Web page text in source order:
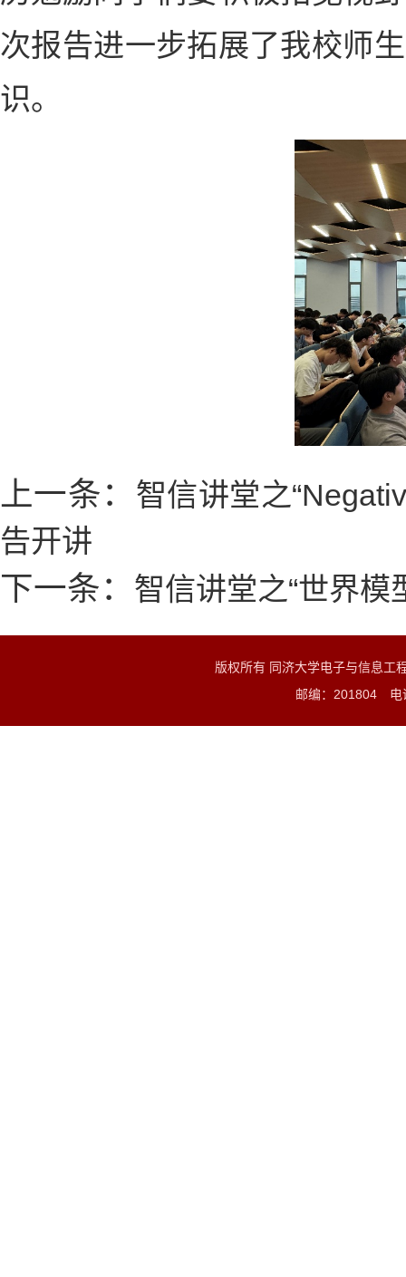
次报告进一步拓展了我校师
识。
上一条： 智信讲堂之
告开讲
下一条： 智信讲堂之“世界
版权所有 同济大学电子与信息
邮编：201804